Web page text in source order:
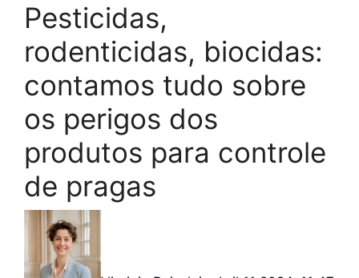
Pesticidas,
rodenticidas, biocidas:
contamos tudo sobre
os perigos dos
produtos para controle
de pragas